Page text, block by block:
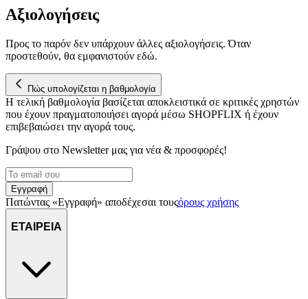
Αξιολογήσεις
Προς το παρόν δεν υπάρχουν άλλες αξιολογήσεις. Όταν
προστεθούν, θα εμφανιστούν εδώ.
Πώς υπολογίζεται η βαθμολογία
Η τελική βαθμολογία βασίζεται αποκλειστικά σε κριτικές χρηστών
που έχουν πραγματοποιήσει αγορά μέσω SHOPFLIX ή έχουν
επιβεβαιώσει την αγορά τους.
Γράψου στο Νewsletter μας για νέα & προσφορές!
Εγγραφή
Πατώντας «Εγγραφή» αποδέχεσαι τουςόρους χρήσης
ΕΤΑΙΡΕΙΑ